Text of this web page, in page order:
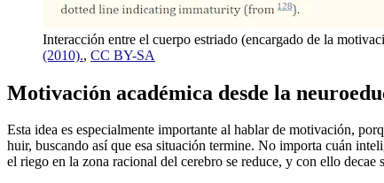
Interacción entre el cuerpo estriado (encargado de la
(2010)., CC BY-SA
Motivación académica desde la
Esta idea es especialmente importante al hablar de motivación,
huir, buscando así que esa situación termine. No importa cuán
el riego en la zona racional del cerebro se reduce, y con ello decae